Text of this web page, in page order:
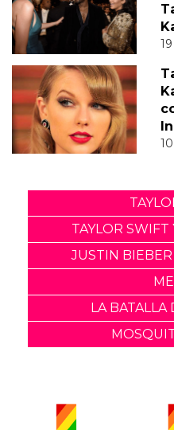
TAYLOR
JUSTIN
LA BATALLA